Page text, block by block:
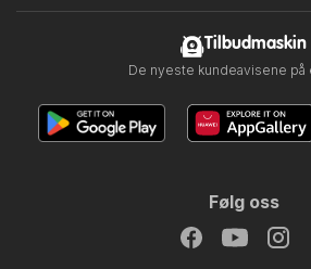
Tilbudmaskin
De nyeste kundeavisene på
Følg oss